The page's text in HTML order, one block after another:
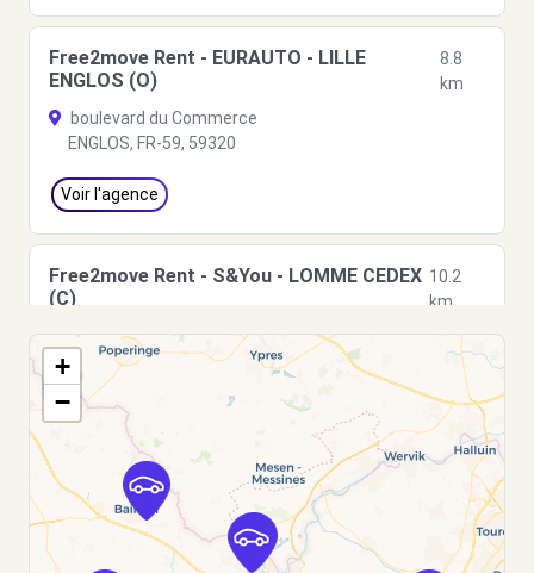
Free2move Rent - EURAUTO - LILLE
ENGLOS (O)
8.8
km
boulevard du Commerce
ENGLOS, FR-59, 59320
Voir l'agence
Free2move Rent - S&You - LOMME CEDEX
(C)
10.2
km
AVENUE DE DUNKERQUE
LILLE, FR-59, 59160
Voir l'agence
Free2move Rent - S&You - LOMME CEDEX
(D)
449/453 AVENUE DE DUNKERQUE
+
−